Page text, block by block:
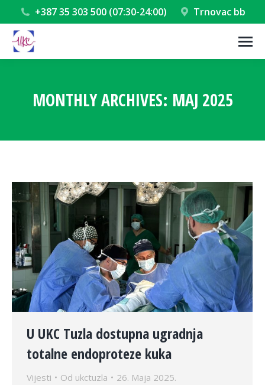
+387 35 303 500 (07:30-24:00) Trnovac bb
MONTHLY ARCHIVES: MAJ 2025
U UKC Tuzla dostupna ugradnja
totalne endoproteze kuka
Vijesti Od ukctuzla 26. Maja 2025.